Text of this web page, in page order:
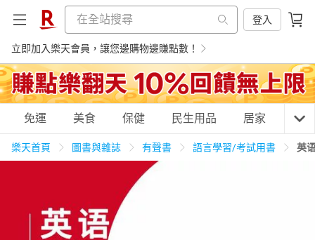
登入
立即加入樂天會員，讓您邊購物邊賺點數！
購物網分類
美食蛋糕
免運 美食 保健 民生用品 居家 3C
樂天首頁 圖書與雜誌 有聲書 語言學習/考試用書 英